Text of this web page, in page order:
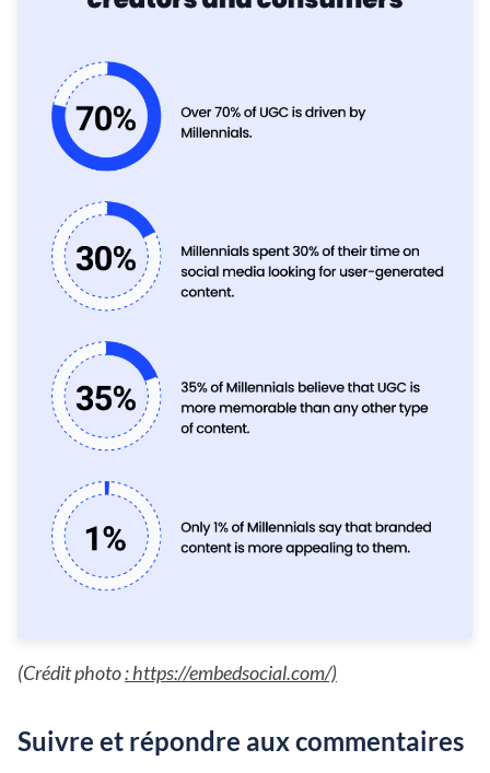
(Crédit photo: https://embedsocial.com/)
Suivre et répondre aux commentaires